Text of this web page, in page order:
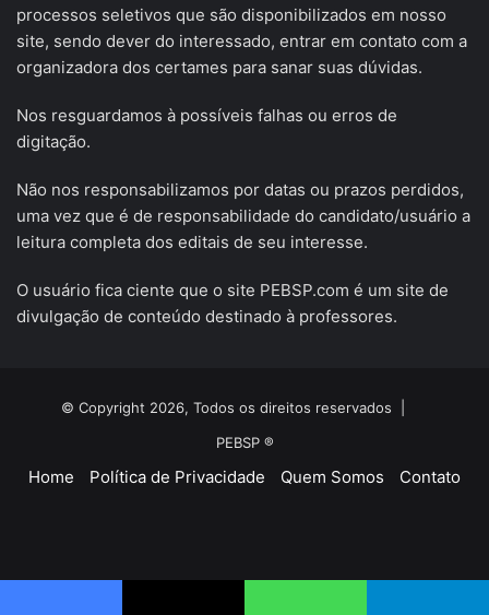
processos seletivos que são disponibilizados em nosso
site, sendo dever do interessado, entrar em contato com a
organizadora dos certames para sanar suas dúvidas.
Nos resguardamos à possíveis falhas ou erros de
digitação.
Não nos responsabilizamos por datas ou prazos perdidos,
uma vez que é de responsabilidade do candidato/usuário a
leitura completa dos editais de seu interesse.
O usuário fica ciente que o site PEBSP.com é um site de
divulgação de conteúdo destinado à professores.
© Copyright 2026, Todos os direitos reservados |
PEBSP ®
Home Política de Privacidade Quem Somos Contato